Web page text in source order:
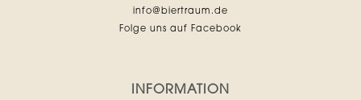
info@biertraum.de
Folge uns auf Facebook
INFORMATION